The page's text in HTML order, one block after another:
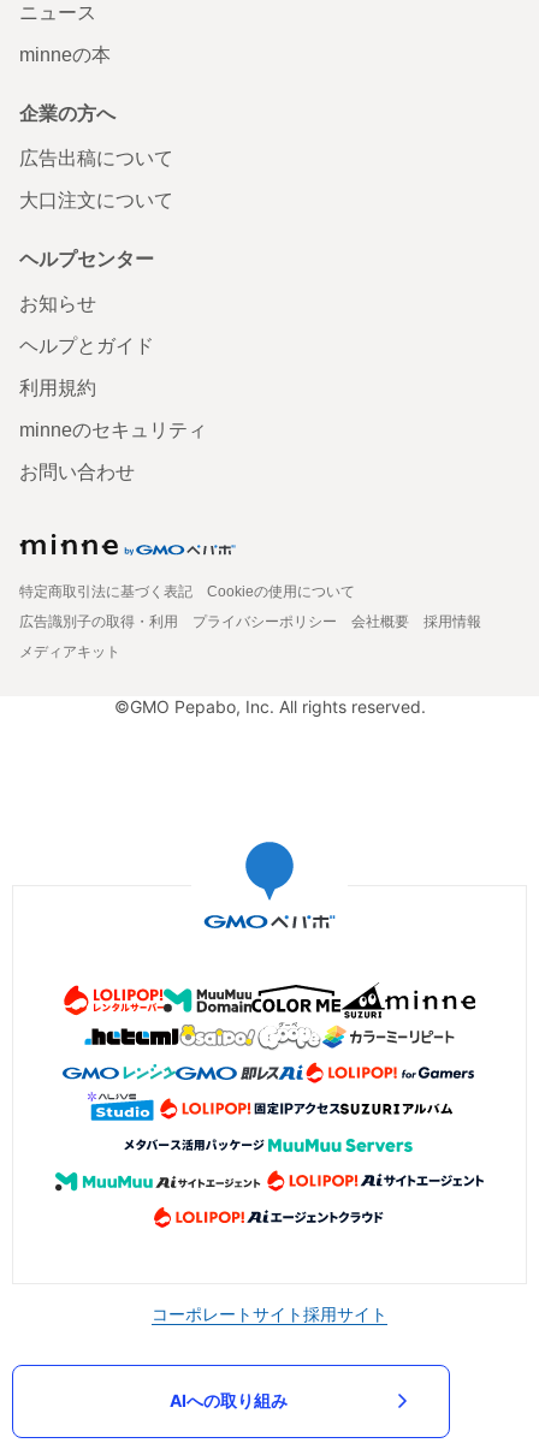
ニュース
minneの本
企業の方へ
広告出稿について
大口注文について
ヘルプセンター
お知らせ
ヘルプとガイド
利用規約
minneのセキュリティ
お問い合わせ
特定商取引法に基づく表記
Cookieの使用について
広告識別子の取得・利用
プライバシーポリシー 会社概要
採用情報
メディアキット
©GMO Pepabo, Inc. All rights reserved.
コーポレートサイト採用サイト
AIへの取り組み